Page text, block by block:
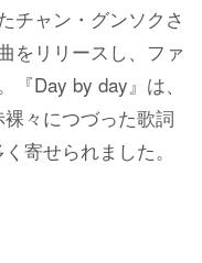
チャン・グンソクさ
をリリースし、ファ
Day by day』は、
々につづった歌詞
寄せられました。